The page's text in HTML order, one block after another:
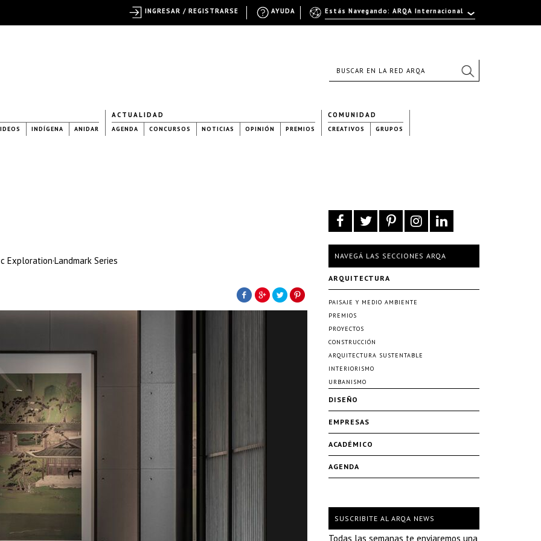
INDÍGENA ANIDAR
ACTUALIDAD
AGENDA CONCURSOS NOTICIAS OPINIÓN PREMIOS
COMUNIDAD
CREATIVOS GRUPOS
Exploration·Landmark Series NAVEGÁ LAS SECCIONES ARQA
ARQUITECTURA
PAISAJE Y MEDIO AMBIENTE
PREMIOS
PROYECTOS
CONSTRUCCIÓN
ARQUITECTURA SUSTENTABLE
INTERIORISMO
URBANISMO
DISEÑO
EMPRESAS
ACADÉMICO
AGENDA
SUSCRIBITE AL ARQA NEWS
Todas las semanas te enviaremos una
Estás Navegando: ARQA Internacional
AYUDA
INGRESAR / REGISTRARSE